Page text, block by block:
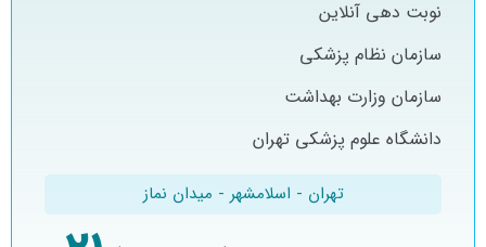
نوبت دهی آنلاین
سازمان نظام پزشکی
سازمان وزارت بهداشت
دانشگاه علوم پزشکی تهران
تهران - اسلامشهر - میدان نماز